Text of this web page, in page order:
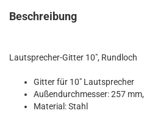
Beschreibung
Lautsprecher-Gitter 10", Rundloch
Gitter für 10" Lautsprecher
Außendurchmesser: 257 mm,
Material: Stahl